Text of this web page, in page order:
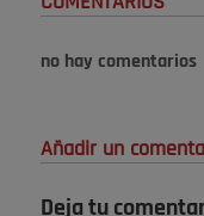
no hay comentarios
Añadir un
Deja tu